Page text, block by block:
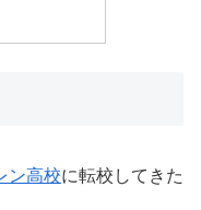
ン高校に転校してきた